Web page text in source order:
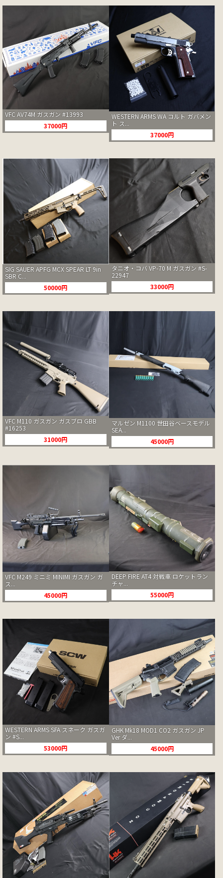
VFC AV74M ガスガン #13993
37000円
WESTERN ARMS WA コルト ガバメン
ト ス...
37000円
SIG SAUER APFG MCX SPEAR LT 9in
SBR C...
50000円
タニオ・コバ VP-70 M ガスガン #S-
22947
33000円
VFC M110 ガスガン ガスブロ GBB
#16253
31000円
マルゼン M1100 世田谷ベースモデル
SEA...
45000円
VFC M249 ミニミ MINIMI ガスガン ガ
ス...
45000円
DEEP FIRE AT4 対戦車 ロケットラン
チャ...
55000円
WESTERN ARMS SFA スネーク ガスガ
ン #S...
53000円
GHK Mk18 MOD1 CO2 ガスガン JP
Ver ダ...
45000円